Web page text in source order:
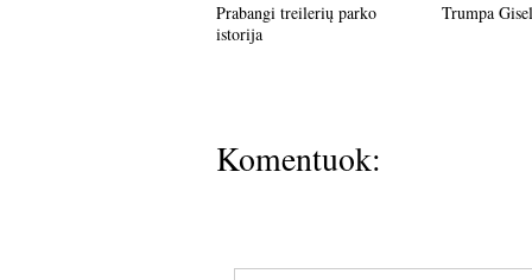
Prabangi treilerių parko
istorija
Trumpa
Komentuok: